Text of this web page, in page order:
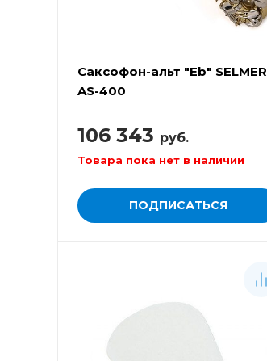
Саксофон-альт "Eb" SELMER
AS-400
106 343 руб.
Товара пока нет в наличии
ПОДПИСАТЬСЯ